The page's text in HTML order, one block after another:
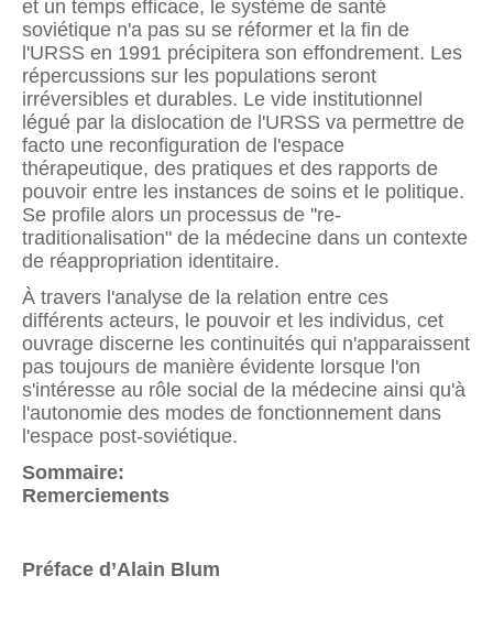
et un temps efficace, le système de santé
soviétique n'a pas su se réformer et la fin de
l'URSS en 1991 précipitera son effondrement. Les
répercussions sur les populations seront
irréversibles et durables. Le vide institutionnel
légué par la dislocation de l'URSS va permettre de
facto une reconfiguration de l'espace
thérapeutique, des pratiques et des rapports de
pouvoir entre les instances de soins et le politique.
Se profile alors un processus de "re-
traditionalisation" de la médecine dans un contexte
de réappropriation identitaire.
À travers l'analyse de la relation entre ces
différents acteurs, le pouvoir et les individus, cet
ouvrage discerne les continuités qui n'apparaissent
pas toujours de manière évidente lorsque l'on
s'intéresse au rôle social de la médecine ainsi qu'à
l'autonomie des modes de fonctionnement dans
l'espace post-soviétique.
Sommaire:
Remerciements
Préface d’Alain Blum